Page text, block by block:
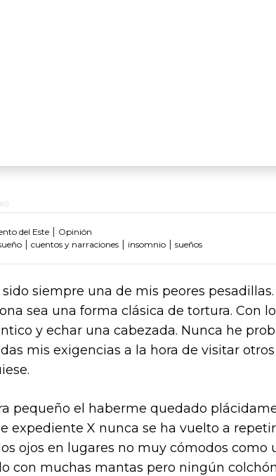
del Este | Opinión
| cuentos y narraciones | insomnio | sueños
siempre una de mis peores
sea una forma clásica de tortura. Con
y echar una cabezada. Nunca he
mis exigencias a la hora de visitar
pequeño el haberme quedado
expediente X nunca se ha vuelto a
ojos en lugares no muy cómodos
con muchas mantas pero ningún